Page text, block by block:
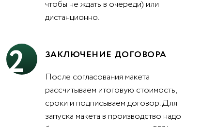
чтобы не ждать в очереди) или
дистанционно.
2
ЗАКЛЮЧЕНИЕ ДОГОВОРА
После согласования макета
рассчитываем итоговую стоимость,
сроки и подписываем договор. Для
запуска макета в производство надо